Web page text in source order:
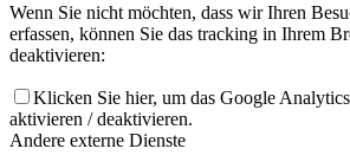
Wenn Sie nicht möchten, dass wir Ihren
erfassen, können Sie das tracking in Ihrem
deaktivieren:
Klicken Sie hier, um das Google
aktivieren / deaktivieren.
Andere externe Dienste